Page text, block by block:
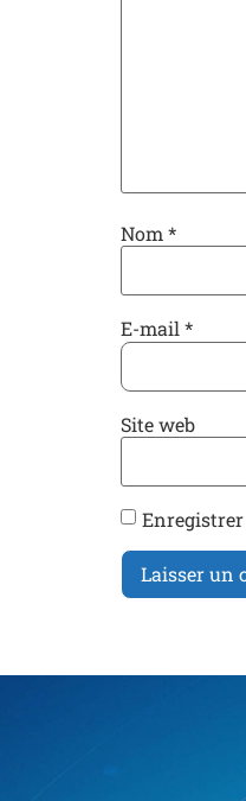
Nom *
E-mail*
Site web